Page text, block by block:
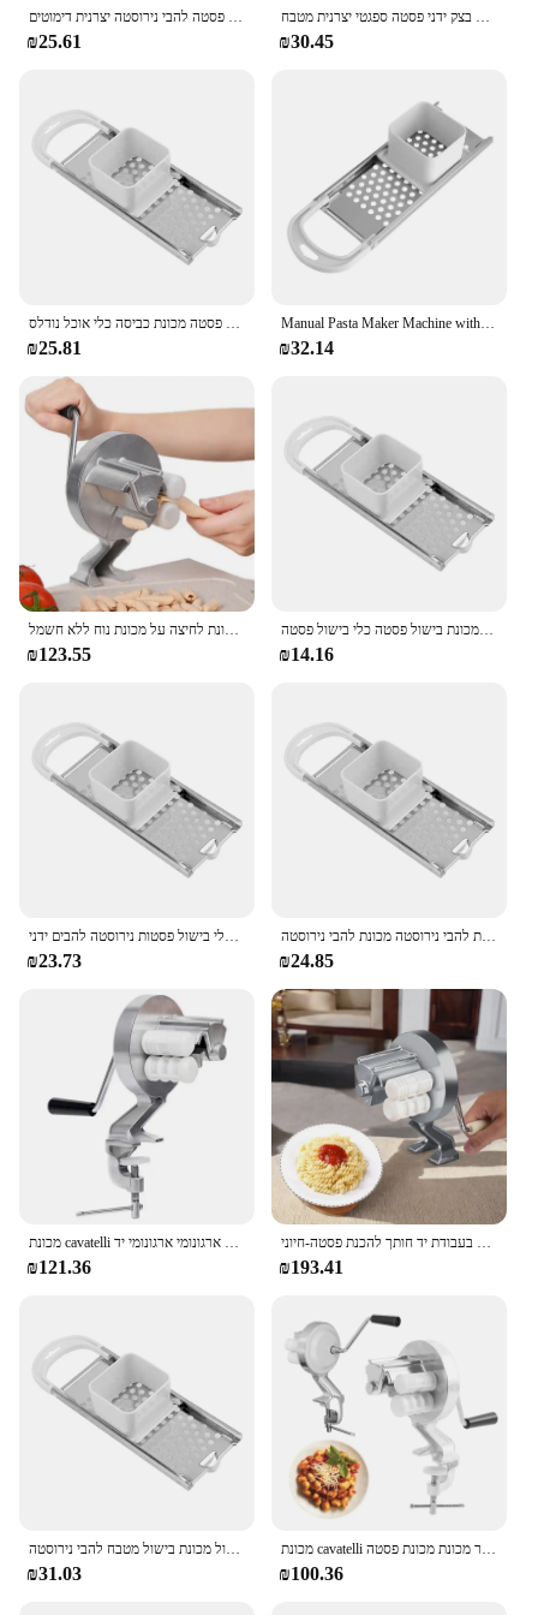
מטבח מכונת מטבח גאדג 'טים מכונת פסטה להבי נירוסטה יצרנית דימוטים
₪25.61
נירוסטה להכנת שפצל גרמנית אטריות יצרנית מתכת אטריות סריג רולר בצק ידני פסטה ספגטי יצרנית מטבח
₪30.45
מכשיר פסטה ידני מכונת מטבח להבי נירוסטה להבי כלי בישול פסטה מכונת כביסה כלי אוכל נודלס
₪25.81
Manual Pasta Maker Machine with Stainless Steel Blades - Noodle & Spaetzle Cooking Tools for Kitchen
₪32.14
₪123.55
מטבח גאדג 'טים מטבח מכונת כביסה ידנית להבי נירוסטה להבי פסטה מכונת בישול פסטה כלי בישול פסטה
₪14.16
₪23.73
כלי בישול פסטה מכונת מטבח גאדג 'טים ידני יצרן אטריות להבי נירוסטה מכונת להבי נירוסטה
₪24.85
₪121.36 ₪193.41
₪31.03 ₪100.36